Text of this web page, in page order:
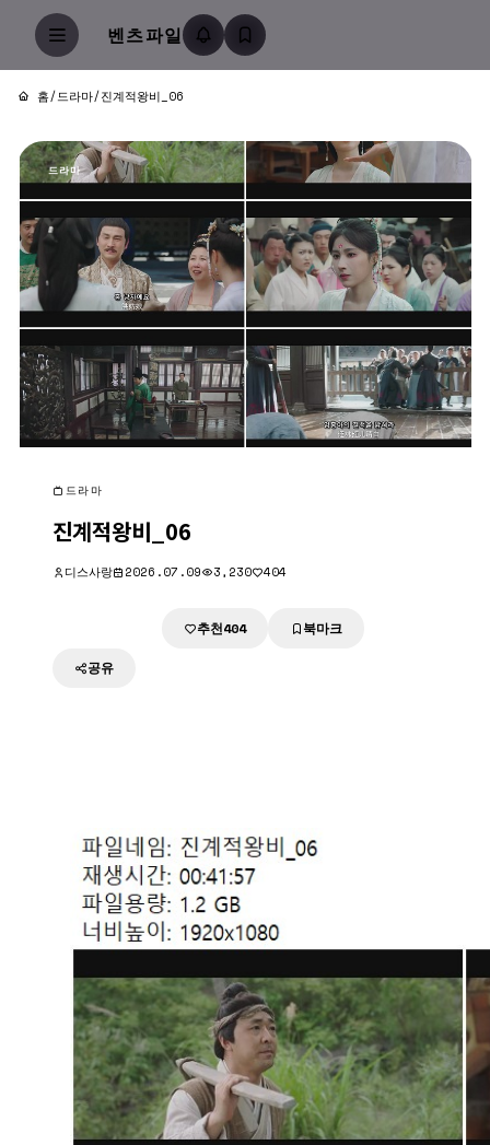
벤츠파일
홈/드라마/진계적왕비_06
드라마
드라마
진계적왕비_06
디스사랑 2026.07.09 3,230 404
추천404 북마크
공유